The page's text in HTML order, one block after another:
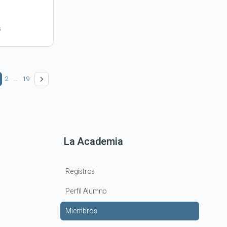
2 … 19
La Academia
Registros
Perfil Alumno
Miembros